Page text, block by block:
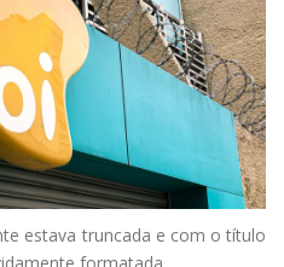
estava truncada e com o título